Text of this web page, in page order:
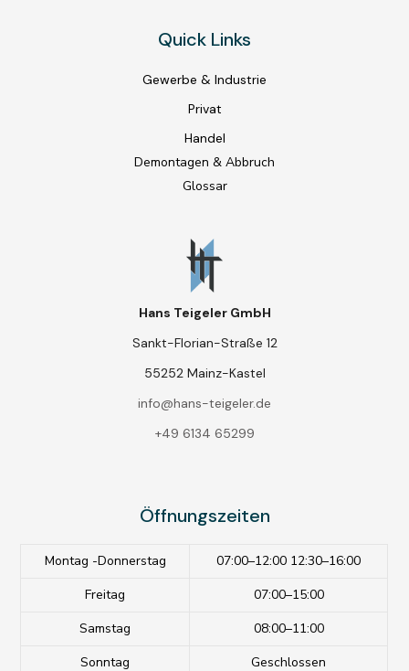
Hans Teigeler GmbH
Sankt-Florian-Straße 12
55252 Mainz-Kastel
info@hans-teigeler.de
+49 6134 65299
Quick Links
Gewerbe & Industrie
Privat
Handel
Demontagen & Abbruch
Glossar
Öffnungszeiten
Montag -Donnerstag
07:00–12:00 12:30–16:00
Freitag
07:00–15:00
Samstag
08:00–11:00
Sonntag
Geschlossen